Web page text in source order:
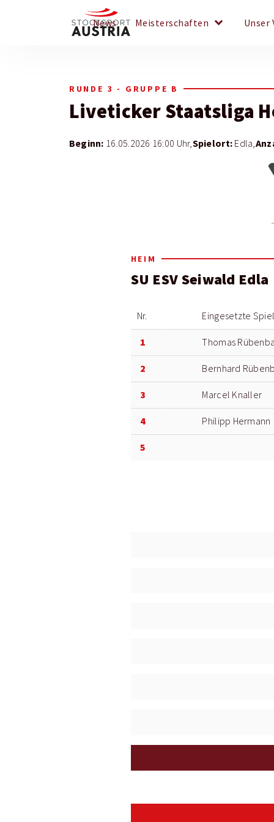
News Meisterschaften keyboard_arrow_down Unser
RUNDE 3 - GRUPPE B
LivetickerStaatsliga
Beginn: 16.05.2026 16:00 Uhr,Spielort: Edla,
HEIM
SU ESV Seiwald Edla
Nr. Eingesetzte
1 Thomas
2 Bernhard
3 Marcel Knaller
4 Philipp Hermann
5